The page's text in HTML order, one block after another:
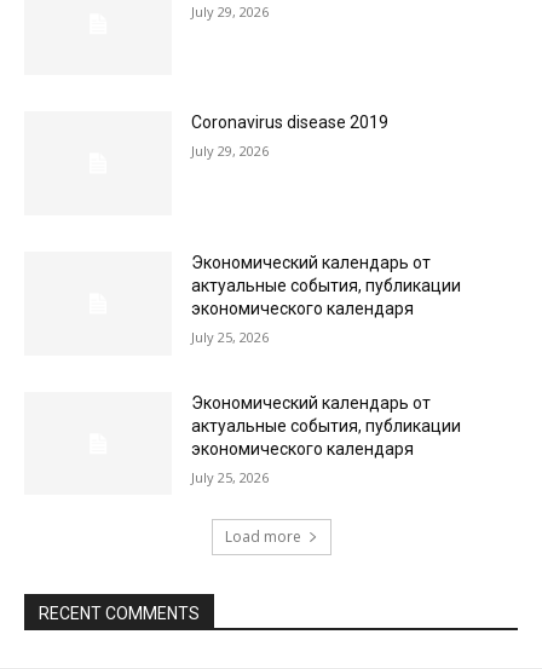
July 29, 2026
Coronavirus disease 2019
July 29, 2026
Экономический календарь от
актуальные события, публикации
экономического календаря
July 25, 2026
Экономический календарь от
актуальные события, публикации
экономического календаря
July 25, 2026
Load more
RECENT COMMENTS